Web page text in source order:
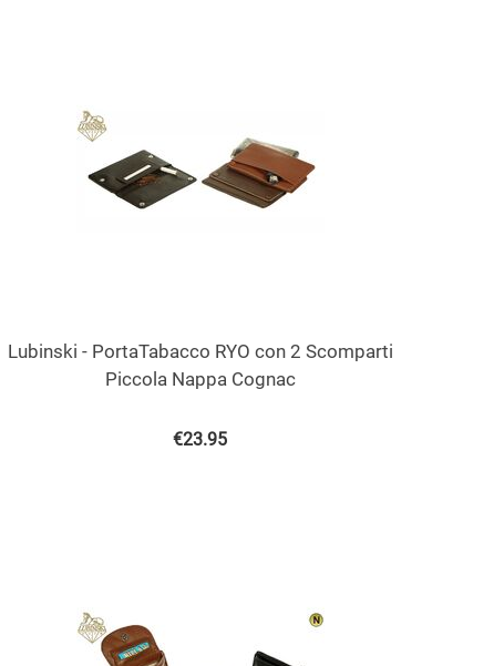
Lubinski - PortaTabacco RYO con 2 Scomparti
Piccola Nappa Cognac
€23.95